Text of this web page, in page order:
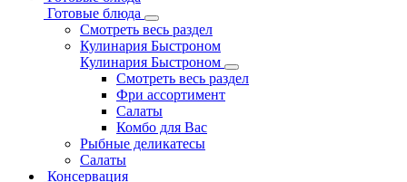
Готовые блюда
Смотреть весь раздел
Кулинария Быстроном
Кулинария Быстроном
Смотреть весь раздел
Фри ассортимент
Салаты
Комбо для Вас
Рыбные деликатесы
Салаты
Консервация